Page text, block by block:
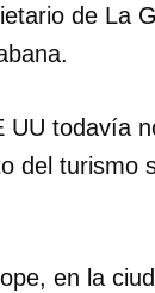
de La
UU todavía
del turismo
en la